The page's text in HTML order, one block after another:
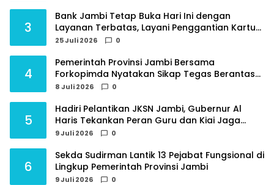
3
Bank Jambi Tetap Buka Hari Ini dengan
Layanan Terbatas, Layani Penggantian Kartu
ATM dan Perubahan PIN
25 Juli 2026 0
4
Pemerintah Provinsi Jambi Bersama
Forkopimda Nyatakan Sikap Tegas Berantas
Geng Motor
8 Juli 2026 0
5
Hadiri Pelantikan JKSN Jambi, Gubernur Al
Haris Tekankan Peran Guru dan Kiai Jaga
Moral Generasi Bangsa
9 Juli 2026 0
6
Sekda Sudirman Lantik 13 Pejabat Fungsional di
Lingkup Pemerintah Provinsi Jambi
9 Juli 2026 0